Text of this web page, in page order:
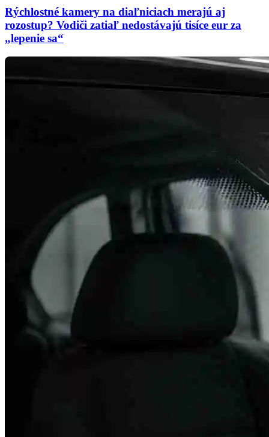
Rýchlostné kamery na diaľniciach merajú aj
rozostup? Vodiči zatiaľ nedostávajú tisíce eur za
„lepenie sa“